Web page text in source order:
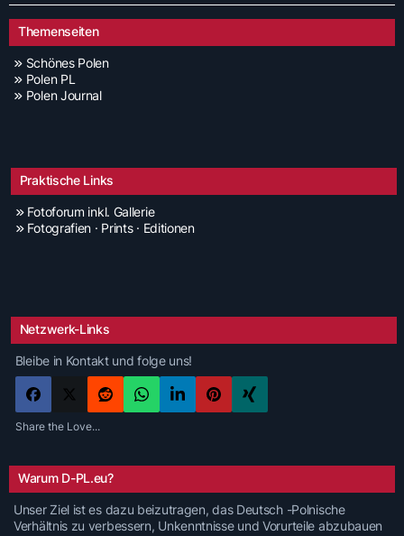
Themenseiten
Schönes Polen
Polen PL
Polen Journal
Praktische Links
Fotoforum inkl. Gallerie
Fotografien · Prints · Editionen
Netzwerk-Links
Bleibe in Kontakt und folge uns!
Share the Love...
Warum D-PL.eu?
Unser Ziel ist es dazu beizutragen, das Deutsch -Polnische
Verhältnis zu verbessern, Unkenntnisse und Vorurteile abzubauen